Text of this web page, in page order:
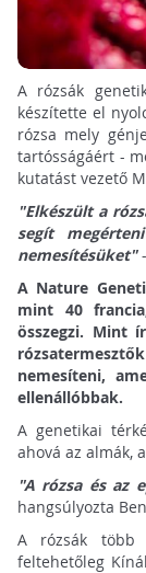
A rózsák
készítette el
rózsa mely
tartósságáért -
kutatást vezető
"Elkészült a
segít
nemesítésüket"-
A Nature
mint 40
összegzi. Mint
nemesíteni,
ellenállóbbak.
A genetikai
ahová az almák,
"A rózsa és az
hangsúlyozta
A rózsák több
feltehetőleg